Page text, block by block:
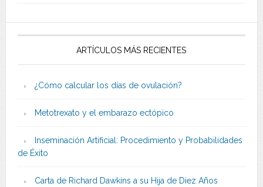
ARTÍCULOS MÁS RECIENTES
¿Cómo calcular los días de ovulación?
Metotrexato y el embarazo ectópico
Inseminación Artificial: Procedimiento y Probabilidades
de Éxito
Carta de Richard Dawkins a su Hija de Diez Años